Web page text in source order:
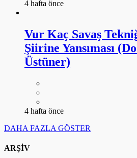
4 hafta önce
DAHA FAZLA GÖSTER
-----SANAT KÜTÜPHANESİ-----
ANSİKLOPEDİ
EDEBİYAT1694
FOTOĞRAF